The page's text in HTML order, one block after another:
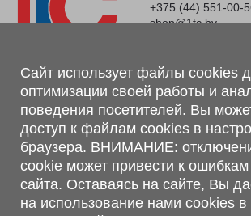
+375 (44) 551-00-
shop@1tc.by
Магазин, склад
г. Минск, Минский р-н, п. Привольный, ул.
223062
г. Брест, ул. Лейтенанта Рябцева, 108 В,
Обращаем Ваше внимание, что вся
информация, касающаяся комплектаций,
характеристик, цветовых сочетаний, а также
сервисного обслуживания носит
Сайт использует файлы cookies
оптимизации своей работы и
поведения посетителей. Вы
доступ к файлам cookies в
браузера. ВНИМАНИЕ:
cookie может привести к
сайта. Оставаясь на сайте, Вы
на использование нами cookies в